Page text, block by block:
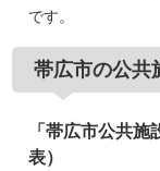
です。
帯広市の公共
「帯広市公共
表）